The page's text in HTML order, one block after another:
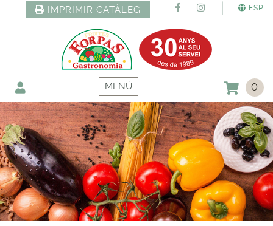
ESP
IMPRIMIR CATÀLEG
MENÚ 0